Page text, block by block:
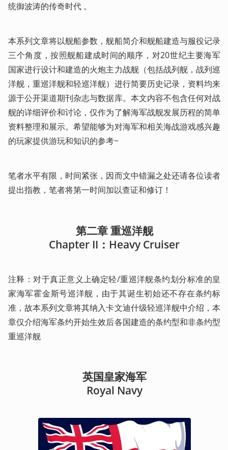
统御波涛的传奇时代 。
本系列文章将以舰船参数，舰船简介和舰船建造与服役记录
三个角度，按照舰船建成时间的顺序，对20世纪主要海军
国家进行设计和建造的火炮主力战舰（包括战列舰，战列巡
洋舰，重巡洋舰和轻巡洋舰）进行简要历史记录，资料均来
源于公开渠道期刊杂志与数据库。本文内容不包含任何对战
舰的详细评价和讨论，仅作为了解海军战舰发展历程的简单
资料整理和展示。希望能够为对海军和相关海战游戏感兴趣
的玩家提供游玩和知识的参考~
笔者水平有限，时间紧张，因而文中错漏之处还请各位读者
提出指教，笔者将第一时间加以查证和修订！
第二章 重巡洋舰
Chapter II：Heavy Cruiser
注释：对于真正意义上确定轻/重巡洋舰条约划分标准的皇
家海军霍金斯号巡洋舰，由于其诞生初始还不存在条约标
准，故本系列文章将其纳入卡文迪什级轻巡洋舰中介绍，本
章仅介绍海军条约开始生效后各国建造的条约型和非条约型
重巡洋舰
英国皇家海军
Royal Navy